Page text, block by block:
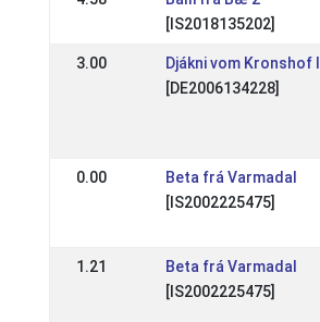
[IS2018135202]
3.00
Djákni vom Kronshof II
[DE2006134228]
0.00
Beta frá Varmadal
[IS2002225475]
1.21
Beta frá Varmadal
[IS2002225475]